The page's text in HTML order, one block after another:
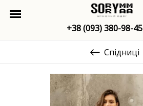
+38 (093) 380-98-45
Спідниці